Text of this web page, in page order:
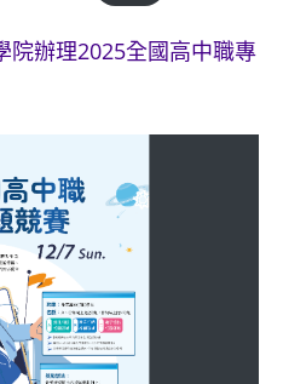
院辦理2025全國高中職專